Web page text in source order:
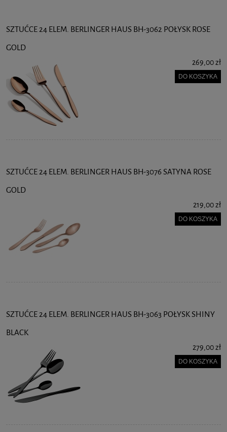
SZTUĆCE 24 ELEM. BERLINGER HAUS BH-3062 POŁYSK ROSE
GOLD
269,00 zł
DO KOSZYKA
SZTUĆCE 24 ELEM. BERLINGER HAUS BH-3076 SATYNA ROSE
GOLD
219,00 zł
DO KOSZYKA
SZTUĆCE 24 ELEM. BERLINGER HAUS BH-3063 POŁYSK SHINY
BLACK
279,00 zł
DO KOSZYKA